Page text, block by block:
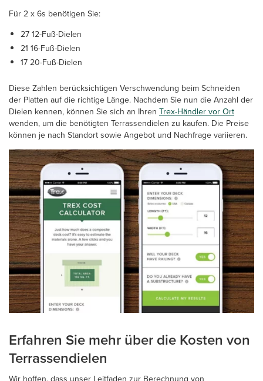
Für 2 x 6s benötigen Sie:
27 12-Fuß-Dielen
21 16-Fuß-Dielen
17 20-Fuß-Dielen
Diese Zahlen berücksichtigen Verschwendung beim Schneiden
der Platten auf die richtige Länge. Nachdem Sie nun die Anzahl der
Dielen kennen, können Sie sich an Ihren Trex-Händler vor Ort
wenden, um die benötigten Terrassendielen zu kaufen. Die Preise
können je nach Standort sowie Angebot und Nachfrage variieren.
Erfahren Sie mehr über die Kosten von
Terrassendielen
Wir hoffen, dass unser Leitfaden zur Berechnung von